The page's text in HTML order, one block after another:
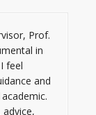
Prof.
in
feel
and